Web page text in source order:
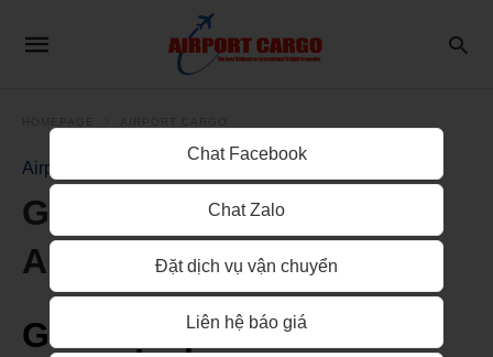
Airport Cargo
Gửi thực phẩm khô đi
Anh nhanh chóng
Gửi thực phẩm khô đi
Chat Facebook
Chat Zalo
Đặt dịch vụ vận chuyển
Liên hệ báo giá